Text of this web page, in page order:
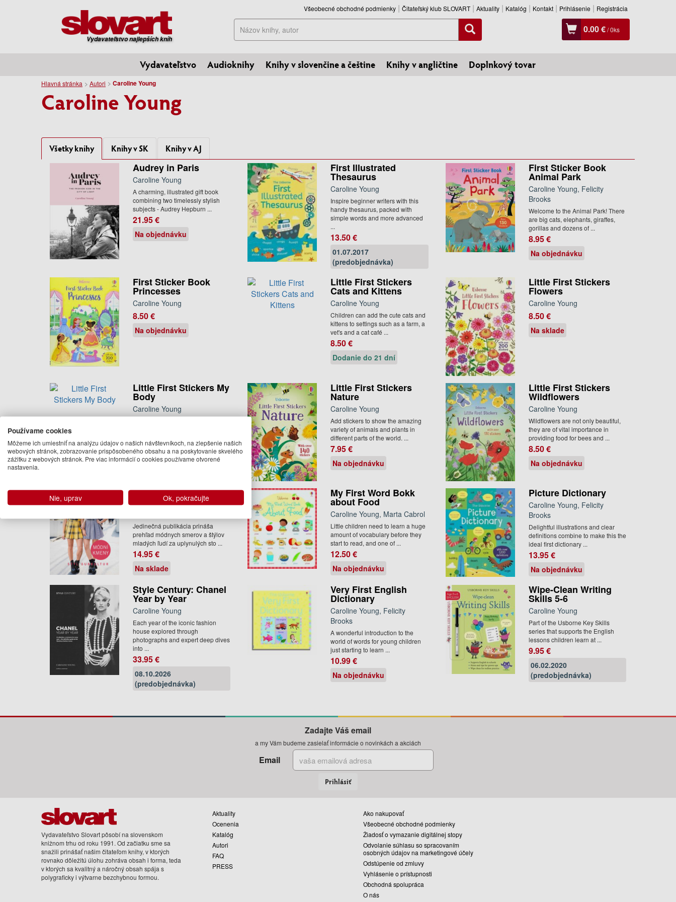
Vydavateľstvo najlepších kníh
Všeobecné obchodné podmienky Čitateľský klub SLOVART Aktuality Katalóg Kontakt Prihlásenie Registrácia
Hľadať 0.00 €/0ks
Vydavateľstvo Audioknihy Knihy v slovenčine a češtine Knihy v angličtine Doplnkový tovar
Hlavná stránka Autori Caroline Young
Caroline Young
Všetky knihy Knihy v SK Knihy v AJ
Audrey in Paris
Caroline Young
A charming, illustrated gift book
combining two timelessly stylish
subjects - Audrey Hepburn ...
21.95 €
Na objednávku
First Illustrated
Thesaurus
Caroline Young
Inspire beginner writers with this
handy thesaurus, packed with
simple words and more advanced
...
13.50 €
01.07.2017
(predobjednávka)
First Sticker Book
Animal Park
Caroline Young, Felicity
Brooks
Welcome to the Animal Park! There
are big cats, elephants, giraffes,
gorillas and dozens of ...
8.95 €
Na objednávku
First Sticker Book
Princesses
Caroline Young
8.50 €
Na objednávku
Little First Stickers
Cats and Kittens
Caroline Young
Children can add the cute cats and
kittens to settings such as a farm, a
vet's and a cat café ...
8.50 €
Dodanie do 21 dní
Little First Stickers
Flowers
Caroline Young
8.50 €
Na sklade
Little First Stickers My
Body
Caroline Young
7.95 €
Na sklade
Little First Stickers
Nature
Caroline Young
Add stickers to show the amazing
variety of animals and plants in
different parts of the world. ...
7.95 €
Na objednávku
Little First Stickers
Wildflowers
Caroline Young
Wildflowers are not only beautiful,
they are of vital importance in
providing food for bees and ...
8.50 €
Na objednávku
Módní kmeny. Styl
subkultur
Jedinečná publikácia prináša
prehľad módnych smerov a štýlov
mladých ľudí za uplynulých sto ...
14.95 €
Na sklade
My First Word Bokk
about Food
Caroline Young, Marta Cabrol
Little children need to learn a huge
amount of vocabulary before they
start to read, and one of ...
12.50 €
Na objednávku
Picture Dictionary
Caroline Young, Felicity
Brooks
Delightful illustrations and clear
definitions combine to make this the
ideal first dictionary ...
13.95 €
Na objednávku
Style Century: Chanel
Year by Year
Caroline Young
Each year of the iconic fashion
house explored through
photographs and expert deep dives
into ...
33.95 €
08.10.2026
(predobjednávka)
Very First English
Dictionary
Caroline Young, Felicity
Brooks
A wonderful introduction to the
world of words for young children
just starting to learn ...
10.99 €
Na objednávku
Wipe-Clean Writing
Skills 5-6
Caroline Young
Part of the Usborne Key Skills
series that supports the English
lessons children learn at ...
9.95 €
06.02.2020
(predobjednávka)
Zadajte Váš email
a my Vám budeme zasielať informácie o novinkách a akciách
Email
Prihlásiť
Vydavateľstvo Slovart pôsobí na slovenskom
knižnom trhu od roku 1991. Od začiatku sme sa
snažili prinášať našim čitateľom knihy, v ktorých
rovnako dôležitú úlohu zohráva obsah i forma, teda
v ktorých sa kvalitný a náročný obsah spája s
polygraficky i výtvarne bezchybnou formou.
Aktuality
Ocenenia
Katalóg
Autori
FAQ
PRESS
Ako nakupovať
Všeobecné obchodné podmienky
Žiadosť o vymazanie digitálnej stopy
Odvolanie súhlasu so spracovaním
osobných údajov na marketingové účely
Odstúpenie od zmluvy
Vyhlásenie o prístupnosti
Obchodná spolupráca
O nás
Používame cookies
Môžeme ich umiestniť na analýzu údajov o našich návštevníkoch, na zlepšenie našich
webových stránok, zobrazovanie prispôsobeného obsahu a na poskytovanie skvelého
zážitku z webových stránok. Pre viac informácií o cookies používame otvorené
nastavenia.
Nie, uprav Ok, pokračujte